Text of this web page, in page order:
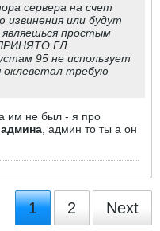
сервера на счет
или будут
простым
ГЛ.
95 не использует
требую
им не был - я про
админа , админ то ты а он
1 2 Next